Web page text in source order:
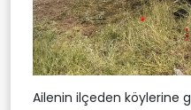
Ailenin ilçeden köylerine